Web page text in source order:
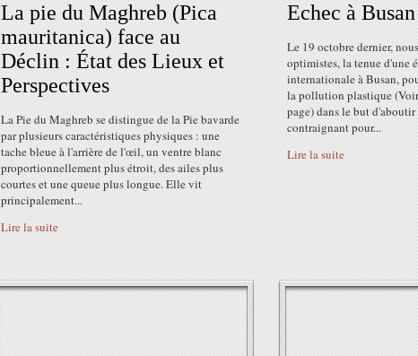
La pie du Maghreb (Pica
mauritanica) face au
Déclin : État des Lieux et
Perspectives
La Pie du Maghreb se distingue de la Pie bavarde
par plusieurs caractéristiques physiques : une
tache bleue à l'arrière de l'œil, un ventre blanc
proportionnellement plus étroit, des ailes plus
courtes et une queue plus longue. Elle vit
principalement...
Lire la suite
Echec à Busan
Le 19 octobre dernier,
optimistes, la tenue d'une
internationale à Busan,
la pollution plastique
page) dans le but d'aboutir
contraignant pour...
Lire la suite